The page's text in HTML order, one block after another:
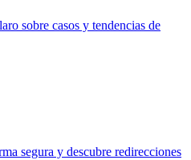
sobre casos y tendencias de
segura y descubre redirecciones